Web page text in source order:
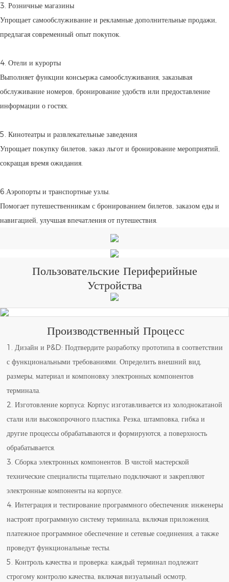
3. Розничные магазины
Упрощает самообслуживание и рекламные дополнительные продажи,
предлагая современный опыт покупок.
4. Отели и курорты
Выполняет функции консьержа самообслуживания, заказывая
обслуживание номеров, бронирование удобств или предоставление
информации о гостях.
5. Кинотеатры и развлекательные заведения
Упрощает покупку билетов, заказ льгот и бронирование мероприятий,
сокращая время ожидания.
6.Аэропорты и транспортные узлы.
Помогает путешественникам с бронированием билетов, заказом еды и
навигацией, улучшая впечатления от путешествия.
Пользовательские Периферийные
Устройства
Производственный Процесс
1. Дизайн и Р&D: Подтвердите разработку прототипа в соответствии
с функциональными требованиями. Определить внешний вид,
размеры, материал и компоновку электронных компонентов
терминала.
2. Изготовление корпуса: Корпус изготавливается из холоднокатаной
стали или высокопрочного пластика. Резка, штамповка, гибка и
другие процессы обрабатываются и формируются, а поверхность
обрабатывается.
3. Сборка электронных компонентов. В чистой мастерской
технические специалисты тщательно подключают и закрепляют
электронные компоненты на корпусе.
4. Интеграция и тестирование программного обеспечения: инженеры
настроят программную систему терминала, включая приложения,
платежное программное обеспечение и сетевые соединения, а также
проведут функциональные тесты.
5. Контроль качества и проверка: каждый терминал подлежит
строгому контролю качества, включая визуальный осмотр,